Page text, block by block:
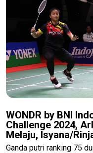
WONDR by BNI
Challenge 2024,
Melaju, Isyana/
Ganda putri ranking 75